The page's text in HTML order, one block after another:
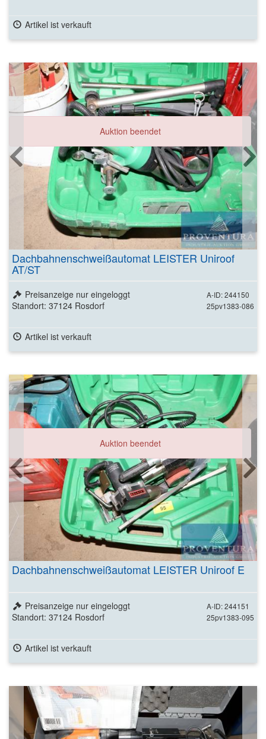
Artikel ist verkauft
Auktion beendet
Dachbahnenschweißautomat LEISTER Uniroof
AT/ST
A-ID: 244150
25pv1383-086
Preisanzeige nur eingeloggt
Standort: 37124 Rosdorf
Artikel ist verkauft
Auktion beendet
Dachbahnenschweißautomat LEISTER Uniroof E
A-ID: 244151
25pv1383-095
Preisanzeige nur eingeloggt
Standort: 37124 Rosdorf
Artikel ist verkauft